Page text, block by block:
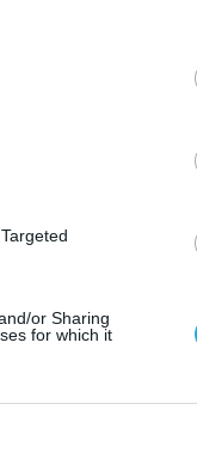
or Sharing
for which it
Ανοίγει